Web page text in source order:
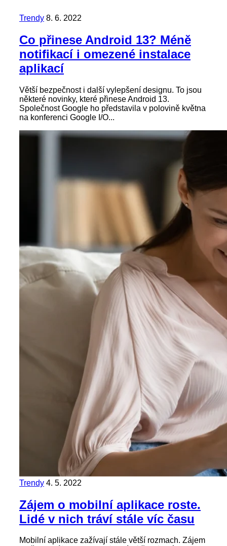
Trendy 8. 6. 2022
Co přinese Android 13? Méně
notifikací i omezené instalace
aplikací
Větší bezpečnost i další vylepšení designu. To jsou
některé novinky, které přinese Android 13.
Společnost Google ho představila v polovině května
na konferenci Google I/O...
Trendy 4. 5. 2022
Zájem o mobilní aplikace roste.
Lidé v nich tráví stále víc času
Mobilní aplikace zažívají stále větší rozmach. Zájem